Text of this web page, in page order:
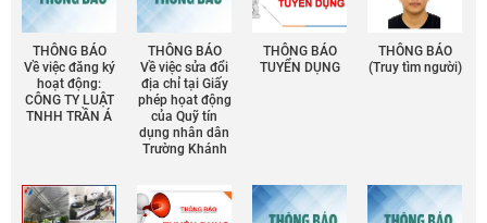
THÔNG BÁO
Về việc đăng ký
hoạt động:
CÔNG TY LUẬT
TNHH TRẦN Á
THÔNG BÁO
Về việc sửa đổi
địa chỉ tại Giấy
phép họat động
của Quỹ tín
dụng nhân dân
Trường Khánh
THÔNG BÁO
TUYỂN DỤNG
THÔNG BÁO
(Truy tìm người)